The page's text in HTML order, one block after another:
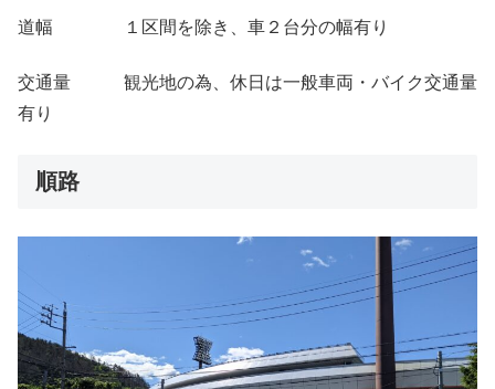
道幅 １区間を除き、車２台分の幅有り
交通量 観光地の為、休日は一般車両・バイク交通量
有り
順路